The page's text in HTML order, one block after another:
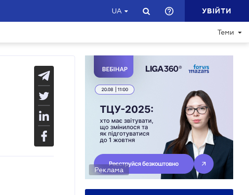
UA УВІЙТИ
Теми
Реклама